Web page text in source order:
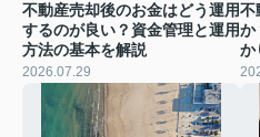
不動産売却後のお金はどう運用
するのが良い？資金管理と運用
方法の基本を解説
2026.07.29
不
か
か